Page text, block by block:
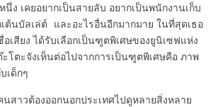
ง เคยอยากเป็นสายลับ อยากเป็นพนักงานเก็บ
ต้นบัลเล่ต์ และอะไรอื่นอีกมากมาย ในที่สุดเธอ
เสียง ได้รับเลือกเป็นฑูตพิเศษของยูนิเซฟแห่ง
โตะจังเห็นต่อไปจากการเป็นฑูตพิเศษคือ ภาพ
เด็กๆ
สาวต้องออกนอกประเทศไปดูหลายสิ่งหลาย